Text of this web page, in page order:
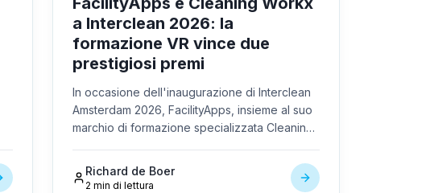
a Interclean 2026: la
formazione VR vince due
prestigiosi premi
In occasione dell'inaugurazione di Interclean
Amsterdam 2026, FacilityApps, insieme al suo
marchio di formazione specializzata Cleaning
vincitore. L'innovativa formazione VR per gli
addetti alle pulizie ha vinto sia il premio
Richard de Boer
2 min di lettura